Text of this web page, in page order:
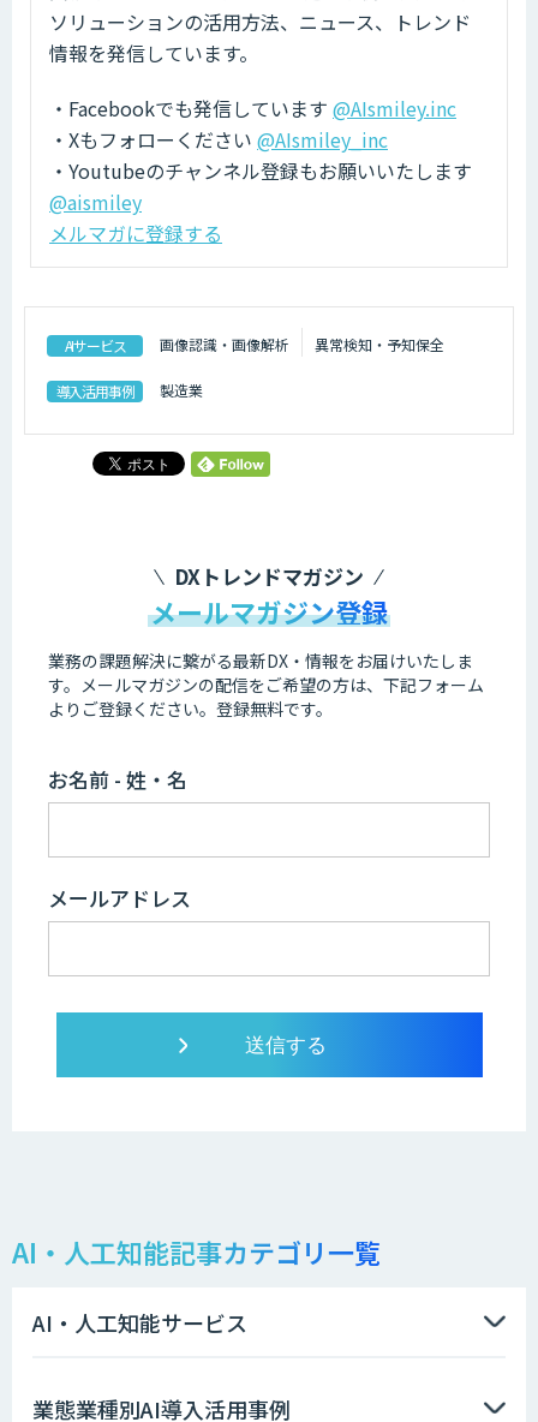
ソリューションの活用方法、ニュース、トレンド
情報を発信しています。
・Facebookでも発信しています @AIsmiley.inc
・Xもフォローください @AIsmiley_inc
・Youtubeのチャンネル登録もお願いいたします
@aismiley
メルマガに登録する
AIサービス 画像認識・画像解析 異常検知・予知保全
導入活用事例 製造業
DXトレンドマガジン
メールマガジン登録
業務の課題解決に繋がる最新DX・情報をお届けいたしま
す。 メールマガジンの配信をご希望の方は、下記フォーム
よりご登録ください。登録無料です。
お名前 - 姓・名
メールアドレス
AI・人工知能記事カテゴリ一覧
AI・人工知能サービス
業態業種別AI導入活用事例